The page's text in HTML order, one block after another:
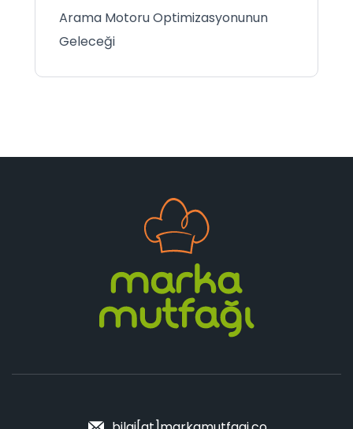
Arama Motoru Optimizasyonunun
Geleceği